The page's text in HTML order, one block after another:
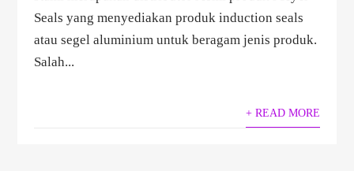
Seals yang menyediakan produk induction seals
atau segel aluminium untuk beragam jenis produk.
Salah...
+ READ MORE